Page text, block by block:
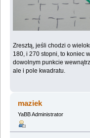
Zresztą, jeśli chodzi o
180, i 270 stopni, to koniec
dowolnym punkcie
ale i pole kwadratu.
maziek
YaBB Administrator